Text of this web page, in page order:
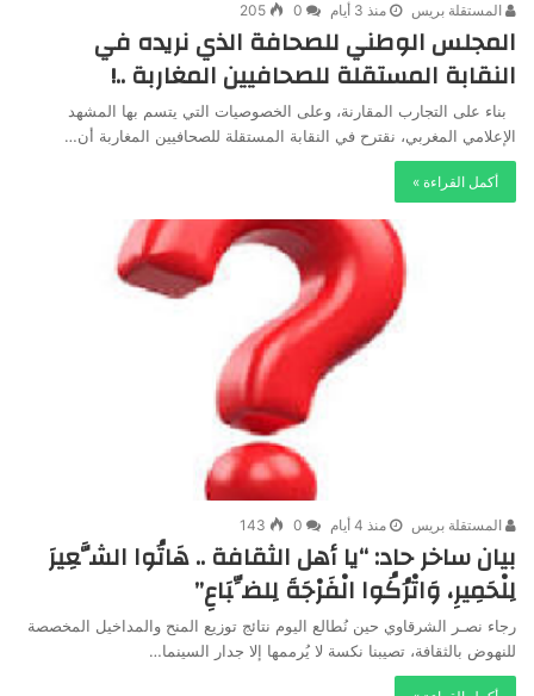
المستقلة بريس منذ 3 أيام 0
205
المجلس الوطني للصحافة الذي نريده في
النقابة المستقلة للصحافيين المغاربة ..!
بناء على التجارب المقارنة، وعلى الخصوصيات التي يتسم بها المشهد
الإعلامي المغربي، نقترح في النقابة المستقلة للصحافيين المغاربة أن…
أكمل القراءة »
المستقلة بريس منذ 4 أيام 0
143
بيان ساخر حاد: “يا أهل الثقافة .. هَاتُوا الشَّعِيرَ
لِلْحَمِيرِ، وَاتْرُكُوا الْفَرْجَةَ لِلضِّبَاعِ”
رجاء نصـر الشرقاوي حين نُطالع اليوم نتائج توزيع المنح والمداخيل المخصصة
للنهوض بالثقافة، تصيبنا نكسة لا يُرممها إلا جدار السينما…